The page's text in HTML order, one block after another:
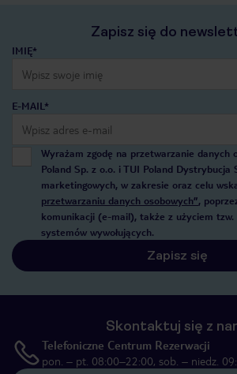
Zapisz się do
IMIĘ*
E-MAIL*
Wyrażam zgodę na przetwarzanie danych
Poland Sp. z o.o. i TUI Poland Dystrybucja
marketingowych, w zakresie oraz celu
przetwarzaniu danych osobowych”,
komunikacji (e-mail), także z użyciem
systemów wywołujących.
Zapisz się
Skontaktuj się z
Telefoniczne Centrum Rezerwacji
pon. – pt. 08:00–22:00, sob. – niedz.